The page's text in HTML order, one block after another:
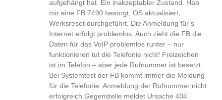
aufgehängt hat. Ein inakzeptabler Zustand. Hab
mir eine FB 7490 besorgt, OS aktualisiert,
Werksreset durchgeführt. Die Anmeldung für’s
Internet erfolgt problemlos. Auch zieht die FB die
Daten für das VoIP problemlos runter – nur
funktionieren tut die Telefonie nicht! Freizeichen
ist im Telefon – aber jede Rufnummer ist besetzt.
Bei Systemtest der FB kommt immer die Meldung
für die Telefonie: Anmeldung der Rufnummer nicht
erfolgreich.Gegenstelle meldet Ursache 404.